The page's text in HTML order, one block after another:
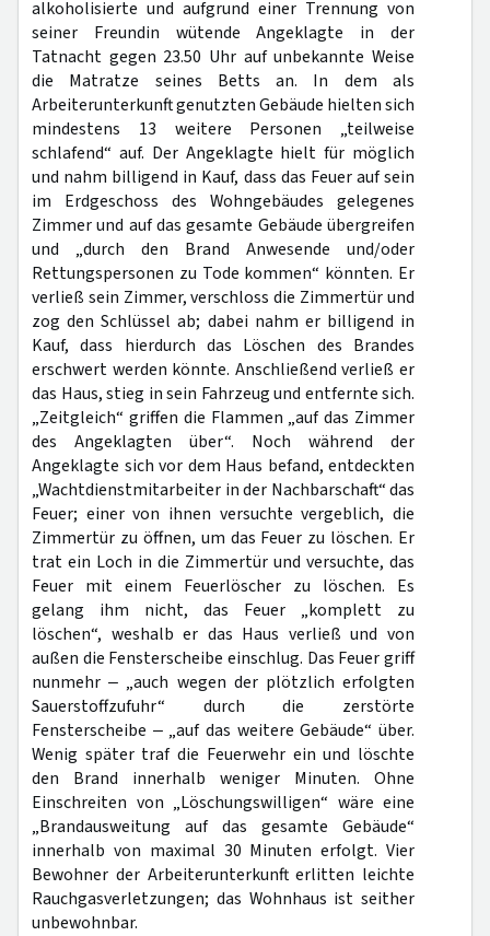
alkoholisierte und aufgrund einer Trennung von
seiner Freundin wütende Angeklagte in der
Tatnacht gegen 23.50 Uhr auf unbekannte Weise
die Matratze seines Betts an. In dem als
Arbeiterunterkunft genutzten Gebäude hielten sich
mindestens 13 weitere Personen „teilweise
schlafend“ auf. Der Angeklagte hielt für möglich
und nahm billigend in Kauf, dass das Feuer auf sein
im Erdgeschoss des Wohngebäudes gelegenes
Zimmer und auf das gesamte Gebäude übergreifen
und „durch den Brand Anwesende und/oder
Rettungspersonen zu Tode kommen“ könnten. Er
verließ sein Zimmer, verschloss die Zimmertür und
zog den Schlüssel ab; dabei nahm er billigend in
Kauf, dass hierdurch das Löschen des Brandes
erschwert werden könnte. Anschließend verließ er
das Haus, stieg in sein Fahrzeug und entfernte sich.
„Zeitgleich“ griffen die Flammen „auf das Zimmer
des Angeklagten über“. Noch während der
Angeklagte sich vor dem Haus befand, entdeckten
„Wachtdienstmitarbeiter in der Nachbarschaft“ das
Feuer; einer von ihnen versuchte vergeblich, die
Zimmertür zu öffnen, um das Feuer zu löschen. Er
trat ein Loch in die Zimmertür und versuchte, das
Feuer mit einem Feuerlöscher zu löschen. Es
gelang ihm nicht, das Feuer „komplett zu
löschen“, weshalb er das Haus verließ und von
außen die Fensterscheibe einschlug. Das Feuer griff
nunmehr ‒ „auch wegen der plötzlich erfolgten
Sauerstoffzufuhr“ durch die zerstörte
Fensterscheibe ‒ „auf das weitere Gebäude“ über.
Wenig später traf die Feuerwehr ein und löschte
den Brand innerhalb weniger Minuten. Ohne
Einschreiten von „Löschungswilligen“ wäre eine
„Brandausweitung auf das gesamte Gebäude“
innerhalb von maximal 30 Minuten erfolgt. Vier
Bewohner der Arbeiterunterkunft erlitten leichte
Rauchgasverletzungen; das Wohnhaus ist seither
unbewohnbar.